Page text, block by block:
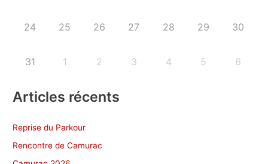
24 25 26 27 28 29 30
31 1 2 3 4 5 6
Articles récents
Reprise du Parkour
Rencontre de Camurac